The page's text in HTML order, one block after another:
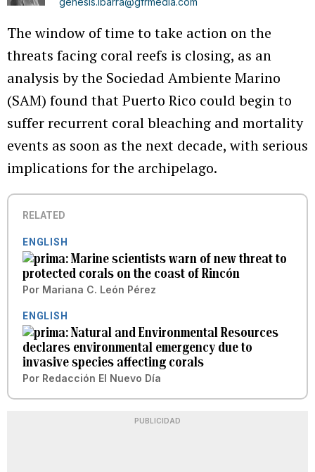
The window of time to take action on the
threats facing coral reefs is closing, as an
analysis by the Sociedad Ambiente Marino
(SAM) found that Puerto Rico could begin to
suffer recurrent coral bleaching and mortality
events as soon as the next decade, with serious
implications for the archipelago.
RELATED
ENGLISH
Marine scientists warn of new threat to
protected corals on the coast of Rincón
Por Mariana C. León Pérez
ENGLISH
Natural and Environmental Resources
declares environmental emergency due to
invasive species affecting corals
Por Redacción El Nuevo Día
PUBLICIDAD